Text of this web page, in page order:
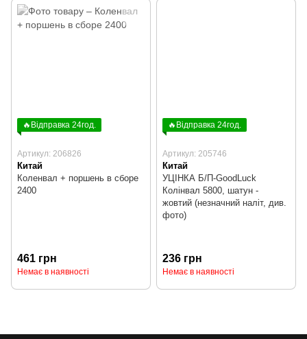
🔥Відправка 24год.
Артикул: 206826
Китай
Коленвал + поршень в сборе
2400
461 грн
Немає в наявності
🔥Відправка 24год.
Артикул: 205746
Китай
УЦІНКА Б/П-GoodLuck
Колінвал 5800, шатун -
жовтий (незначний наліт, див.
фото)
236 грн
Немає в наявності